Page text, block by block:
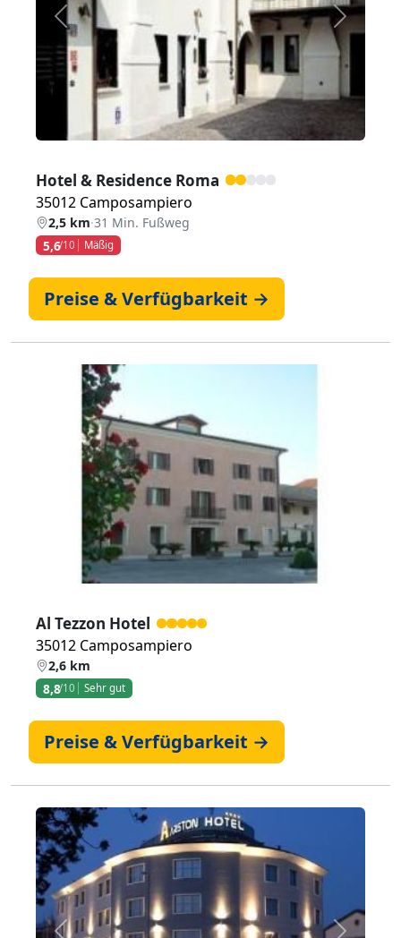
Zurück Weiter
Hotel & Residence Roma
35012 Camposampiero
2,5 km·31 Min. Fußweg
5,6/10 Mäßig
Preise & Verfügbarkeit →
Zurück
Al Tezzon Hotel
35012 Camposampiero
2,6 km
8,8/10 Sehr gut
Preise & Verfügbarkeit →